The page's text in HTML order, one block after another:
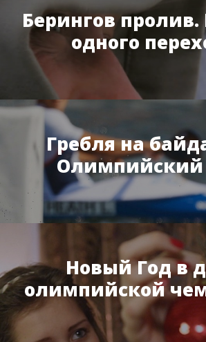
Берингов
одного
Гребля на
Олимпийский
Новый Год в
олимпийской